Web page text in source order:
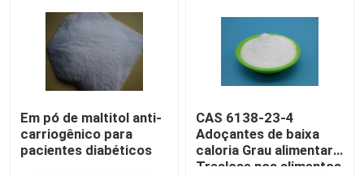
Em pó de maltitol anti-
carriogênico para
pacientes diabéticos
CAS 6138-23-4
Adoçantes de baixa
caloria Grau alimentar
Trealose nos alimentos